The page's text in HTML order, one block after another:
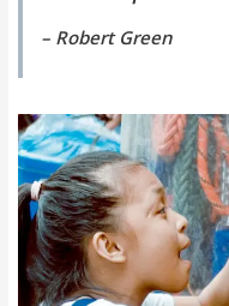
– Robert Green